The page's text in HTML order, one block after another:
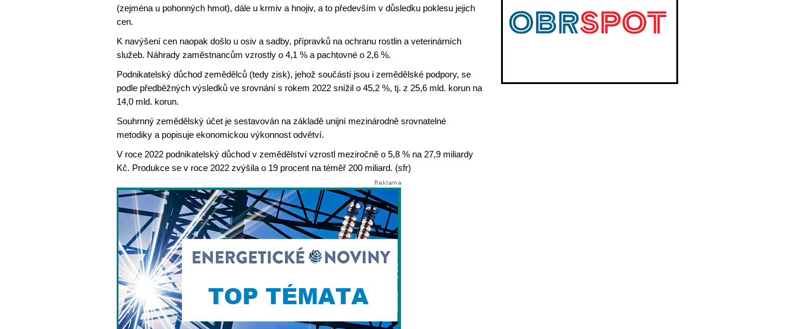
(zejména u pohonných hmot), dále u krmiv a hnojiv, a to především v důsledku poklesu jejich
cen.
K navýšení cen naopak došlo u osiv a sadby, přípravků na ochranu rostlin a veterinárních
služeb. Náhrady zaměstnancům vzrostly o 4,1 % a pachtovné o 2,6 %.
Podnikatelský důchod zemědělců (tedy zisk), jehož součástí jsou i zemědělské podpory, se
podle předběžných výsledků ve srovnání s rokem 2022 snížil o 45,2 %, tj. z 25,6 mld. korun na
14,0 mld. korun.
Souhrnný zemědělský účet je sestavován na základě unijní mezinárodně srovnatelné
metodiky a popisuje ekonomickou výkonnost odvětví.
V roce 2022 podnikatelský důchod v zemědělství vzrostl meziročně o 5,8 % na 27,9 miliardy
Kč. Produkce se v roce 2022 zvýšila o 19 procent na téměř 200 miliard. (sfr)